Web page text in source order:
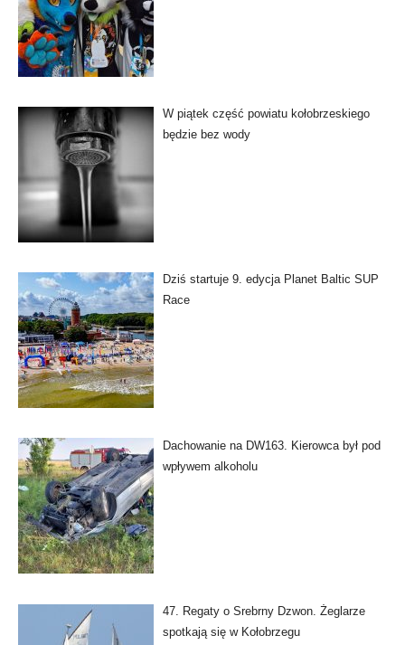
W piątek część powiatu kołobrzeskiego
będzie bez wody
Dziś startuje 9. edycja Planet Baltic SUP
Race
Dachowanie na DW163. Kierowca był pod
wpływem alkoholu
47. Regaty o Srebrny Dzwon. Żeglarze
spotkają się w Kołobrzegu